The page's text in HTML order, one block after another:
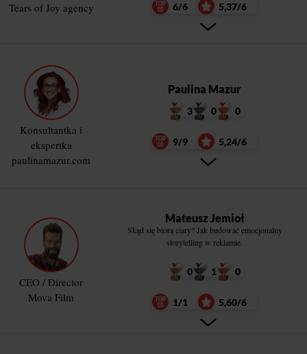
Tears of Joy agency
6/6 5,37/6
Konsultantka i
ekspertka
paulinamazur.com
Paulina Mazur
3 0 0
9/9 5,24/6
CEO / Director
Mova Film
Mateusz Jemioł
Skąd się biorą ciary? Jak budować emocjonalny
storytelling w reklamie.
0 1 0
1/1 5,60/6